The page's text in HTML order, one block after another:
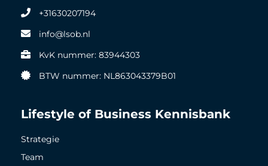
+31630207194
info@lsob.nl
KvK nummer: 83944303
BTW nummer: NL863043379B01
Lifestyle of Business Kennisbank
Strategie
Team